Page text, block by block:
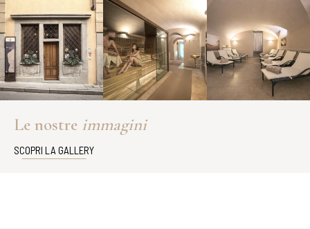
Le nostre immagini
SCOPRI LA GALLERY